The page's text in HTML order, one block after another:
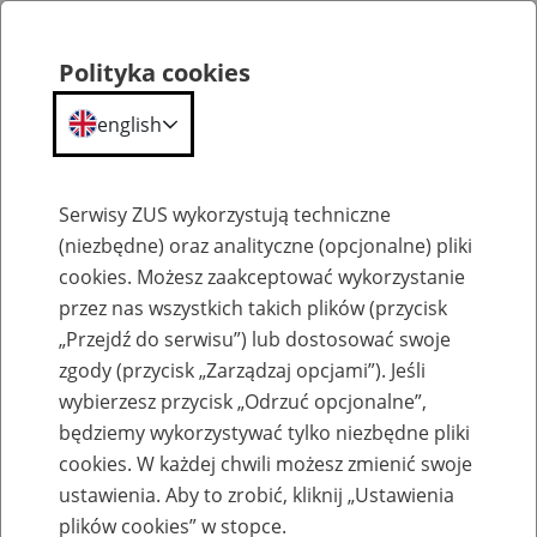
Komunikaty
Polityka cookies
english
Serwisy ZUS wykorzystują techniczne
(niezbędne) oraz analityczne (opcjonalne) pliki
cookies. Możesz zaakceptować wykorzystanie
przez nas wszystkich takich plików (przycisk
„Przejdź do serwisu”) lub dostosować swoje
zgody (przycisk „Zarządzaj opcjami”). Jeśli
wybierzesz przycisk „Odrzuć opcjonalne”,
będziemy wykorzystywać tylko niezbędne pliki
cookies. W każdej chwili możesz zmienić swoje
ustawienia. Aby to zrobić, kliknij „Ustawienia
plików cookies” w stopce.